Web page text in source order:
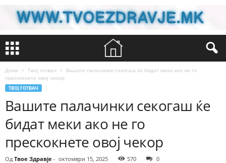
Дома Твој готвач
Вашите палачинки секогаш ќе бидат меки ако не го
прескокнете овој чекор
ТВОЈ ГОТВАЧ
Вашите палачинки секогаш ќе
бидат меки ако не го
прескокнете овој чекор
Од Твое Здравје - октомври 15, 2025 570 0